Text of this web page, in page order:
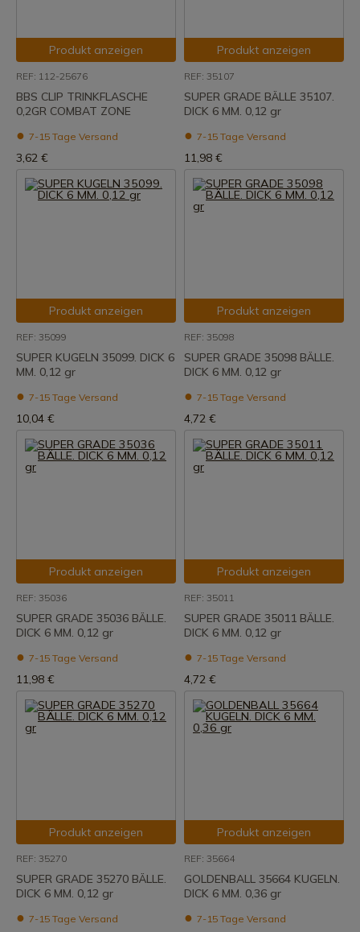
Produkt anzeigen
REF: 112-25676
BBS CLIP TRINKFLASCHE
0,2GR COMBAT ZONE
7-15 Tage Versand
3,62 €
Produkt anzeigen
REF: 35107
SUPER GRADE BÄLLE 35107.
DICK 6 MM. 0,12 gr
7-15 Tage Versand
11,98 €
Produkt anzeigen
REF: 35099
SUPER KUGELN 35099. DICK 6
MM. 0,12 gr
7-15 Tage Versand
10,04 €
Produkt anzeigen
REF: 35098
SUPER GRADE 35098 BÄLLE.
DICK 6 MM. 0,12 gr
7-15 Tage Versand
4,72 €
Produkt anzeigen
REF: 35036
SUPER GRADE 35036 BÄLLE.
DICK 6 MM. 0,12 gr
7-15 Tage Versand
11,98 €
Produkt anzeigen
REF: 35011
SUPER GRADE 35011 BÄLLE.
DICK 6 MM. 0,12 gr
7-15 Tage Versand
4,72 €
Produkt anzeigen
REF: 35270
SUPER GRADE 35270 BÄLLE.
DICK 6 MM. 0,12 gr
7-15 Tage Versand
Produkt anzeigen
REF: 35664
GOLDENBALL 35664 KUGELN.
DICK 6 MM. 0,36 gr
7-15 Tage Versand